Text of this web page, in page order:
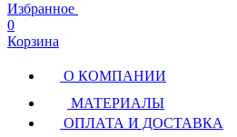
Избранное
0
Корзина
О КОМПАНИИ
МАТЕРИАЛЫ
ОПЛАТА И ДОСТАВКА